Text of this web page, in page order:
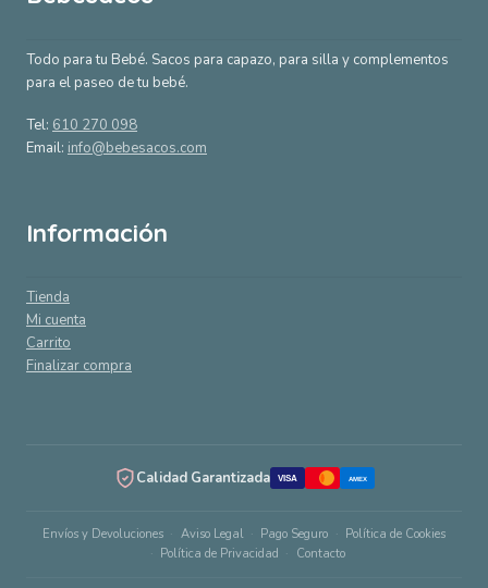
Todo para tu Bebé. Sacos para capazo, para silla y complementos
para el paseo de tu bebé.
Tel: 610 270 098
Email: info@bebesacos.com
Información
Tienda
Mi cuenta
Carrito
Finalizar compra
Calidad Garantizada VISA AMEX
Envíos y Devoluciones Aviso Legal Pago Seguro
Política de Cookies
Política de Privacidad
Contacto